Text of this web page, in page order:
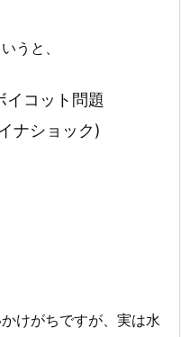
うと、
イコット問題
ナショック)
けがちですが、実は水